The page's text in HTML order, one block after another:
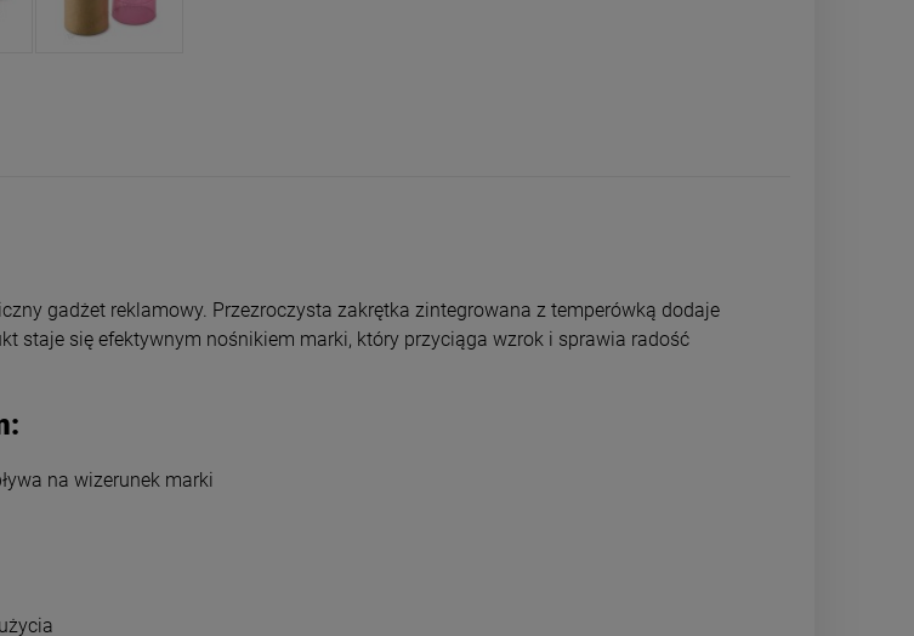
gadżet reklamowy. Przezroczysta zakrętka zintegrowana z temperówką dodaje
staje się efektywnym nośnikiem marki, który przyciąga wzrok i sprawia radość
na wizerunek marki